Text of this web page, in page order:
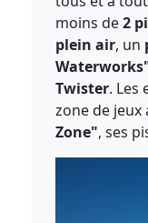
moins de2
plein air, un
Twister. Les
zone de jeux
Zone", ses